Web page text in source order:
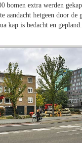
bomen extra werden
aandacht hetgeen door de
kap is bedacht en gepland.